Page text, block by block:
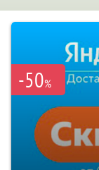
-50%